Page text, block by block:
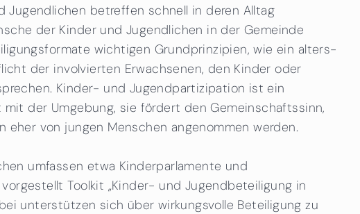
Jugendlichen betreffen schnell in deren Alltag
der Kinder und Jugendlichen in der Gemeinde
wichtigen Grundprinzipien, wie ein alters-
der involvierten Erwachsenen, den Kinder oder
Kinder- und Jugendpartizipation ist ein
der Umgebung, sie fördert den Gemeinschaftssinn,
von jungen Menschen angenommen werden.
umfassen etwa Kinderparlamente und
Toolkit „Kinder- und Jugendbeteiligung in
unterstützen sich über wirkungsvolle Beteiligung zu